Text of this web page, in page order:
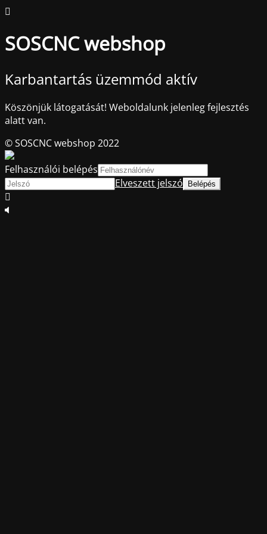
SOSCNC webshop
Karbantartás üzemmód aktív
Köszönjük látogatását! Weboldalunk jelenleg fejlesztés
alatt van.
© SOSCNC webshop 2022
Felhasználói belépés
Elveszett jelszó